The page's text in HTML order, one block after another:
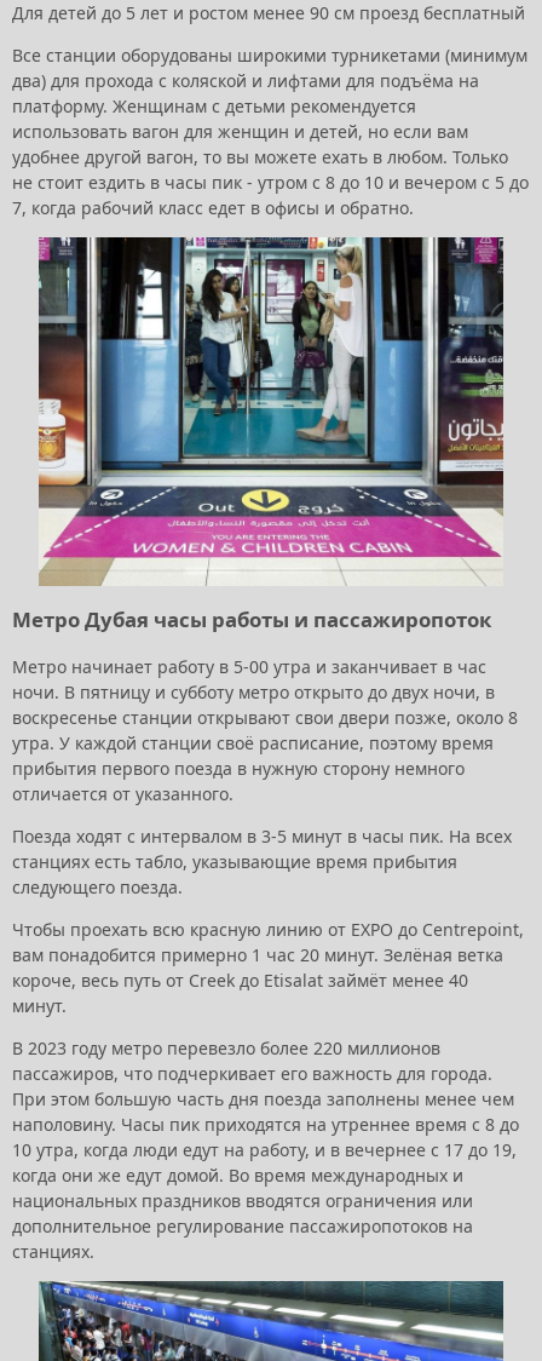
Для детей до 5 лет и ростом менее 90 см проезд бесплатный
Все станции оборудованы широкими турникетами (минимум
два) для прохода с коляской и лифтами для подъёма на
платформу. Женщинам с детьми рекомендуется
использовать вагон для женщин и детей, но если вам
удобнее другой вагон, то вы можете ехать в любом. Только
не стоит ездить в часы пик - утром с 8 до 10 и вечером с 5 до
7, когда рабочий класс едет в офисы и обратно.
Метро Дубая часы работы и пассажиропоток
Метро начинает работу в 5-00 утра и заканчивает в час
ночи. В пятницу и субботу метро открыто до двух ночи, в
воскресенье станции открывают свои двери позже, около 8
утра. У каждой станции своё расписание, поэтому время
прибытия первого поезда в нужную сторону немного
отличается от указанного.
Поезда ходят с интервалом в 3-5 минут в часы пик. На всех
станциях есть табло, указывающие время прибытия
следующего поезда.
Чтобы проехать всю красную линию от EXPO до Centrepoint,
вам понадобится примерно 1 час 20 минут. Зелёная ветка
короче, весь путь от Creek до Etisalat займёт менее 40
минут.
В 2023 году метро перевезло более 220 миллионов
пассажиров, что подчеркивает его важность для города.
При этом большую часть дня поезда заполнены менее чем
наполовину. Часы пик приходятся на утреннее время с 8 до
10 утра, когда люди едут на работу, и в вечернее с 17 до 19,
когда они же едут домой. Во время международных и
национальных праздников вводятся ограничения или
дополнительное регулирование пассажиропотоков на
станциях.